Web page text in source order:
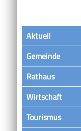
Aktuell
Gemeinde
Rathaus
Wirtschaft
Tourismus